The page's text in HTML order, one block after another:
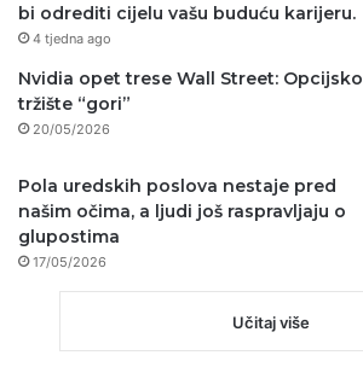
bi odrediti cijelu vašu buduću karijeru.
4 tjedna ago
Nvidia opet trese Wall Street: Opcijsko
tržište “gori”
20/05/2026
Pola uredskih poslova nestaje pred
našim očima, a ljudi još raspravljaju o
glupostima
17/05/2026
Učitaj više